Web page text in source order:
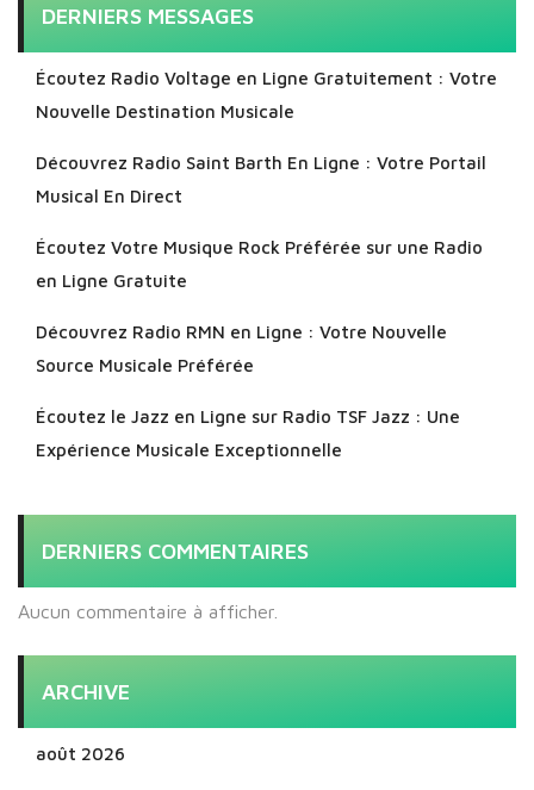
DERNIERS MESSAGES
Écoutez Radio Voltage en Ligne Gratuitement : Votre
Nouvelle Destination Musicale
Découvrez Radio Saint Barth En Ligne : Votre Portail
Musical En Direct
Écoutez Votre Musique Rock Préférée sur une Radio
en Ligne Gratuite
Découvrez Radio RMN en Ligne : Votre Nouvelle
Source Musicale Préférée
Écoutez le Jazz en Ligne sur Radio TSF Jazz : Une
Expérience Musicale Exceptionnelle
DERNIERS COMMENTAIRES
Aucun commentaire à afficher.
ARCHIVE
août 2026